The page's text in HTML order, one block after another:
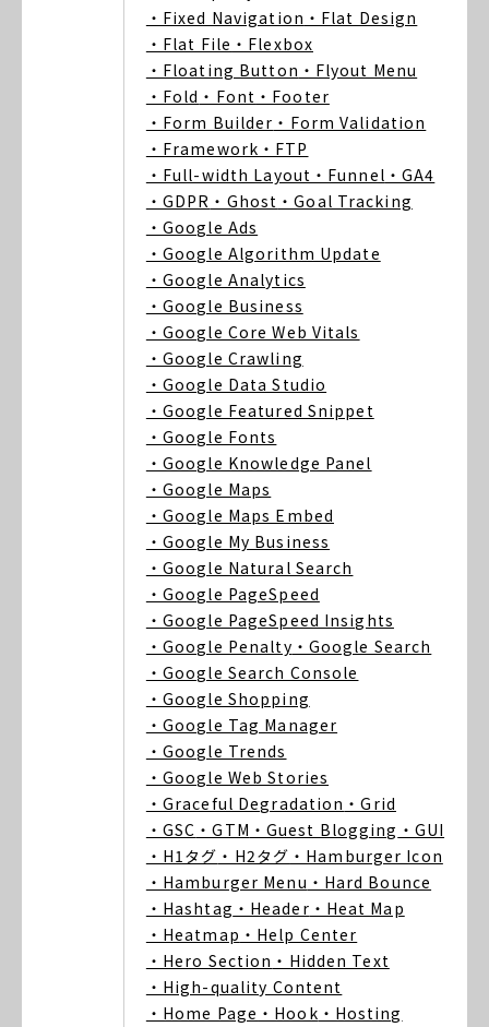
・Fixed Navigation ・Flat Design
・Flat File ・Flexbox
・Floating Button ・Flyout Menu
・Fold ・Font ・Footer
・Form Builder ・Form Validation
・Framework ・FTP
・Full-width Layout ・Funnel ・GA4
・GDPR ・Ghost ・Goal Tracking
・Google Ads
・Google Algorithm Update
・Google Analytics
・Google Business
・Google Core Web Vitals
・Google Crawling
・Google Data Studio
・Google Featured Snippet
・Google Fonts
・Google Knowledge Panel
・Google Maps
・Google Maps Embed
・Google My Business
・Google Natural Search
・Google PageSpeed
・Google PageSpeed Insights
・Google Penalty ・Google Search
・Google Search Console
・Google Shopping
・Google Tag Manager
・Google Trends
・Google Web Stories
・Graceful Degradation ・Grid
・GSC ・GTM ・Guest Blogging ・GUI
・H1タグ ・H2タグ ・Hamburger Icon
・Hamburger Menu ・Hard Bounce
・Hashtag ・Header ・Heat Map
・Heatmap ・Help Center
・Hero Section ・Hidden Text
・High-quality Content
・Home Page ・Hook ・Hosting